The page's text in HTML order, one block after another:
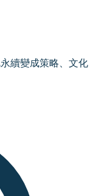
續變成策略、文化